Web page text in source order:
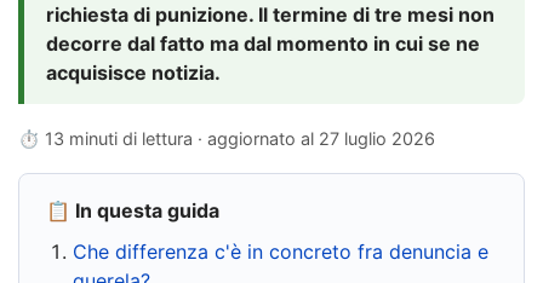
richiesta di punizione. Il termine di tre mesi non
decorre dal fatto ma dal momento in cui se ne
acquisisce notizia.
⏱ 13 minuti di lettura · aggiornato al 27 luglio 2026
📋 In questa guida
Che differenza c'è in concreto fra denuncia e